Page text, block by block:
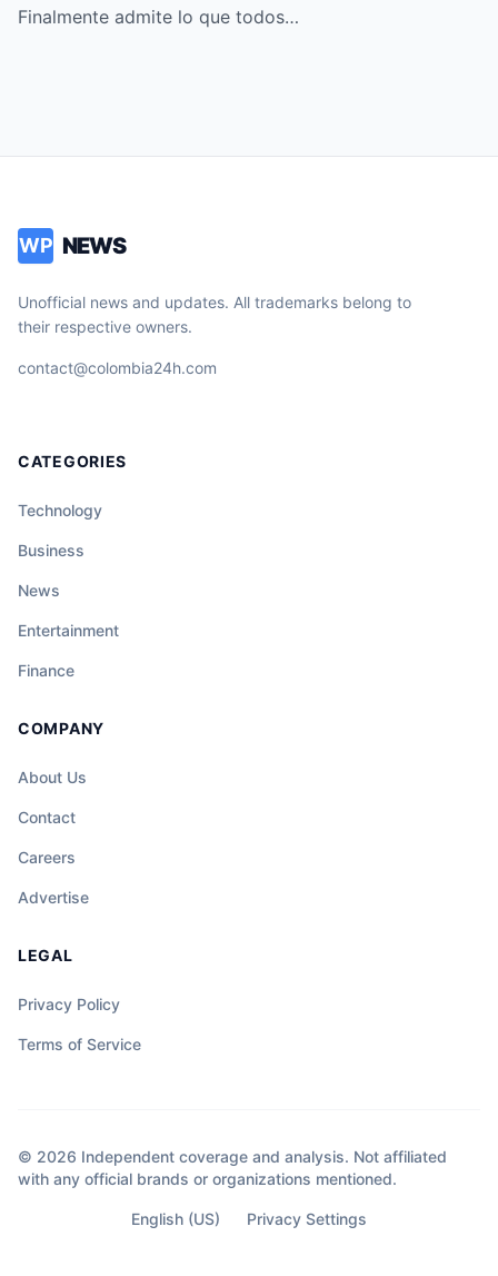
Finalmente admite lo que todos…
WP NEWS
Unofficial news and updates. All trademarks belong to
their respective owners.
contact@colombia24h.com
CATEGORIES
Technology
Business
News
Entertainment
Finance
COMPANY
About Us
Contact
Careers
Advertise
LEGAL
Privacy Policy
Terms of Service
© 2026 Independent coverage and analysis. Not affiliated
with any official brands or organizations mentioned.
English (US) Privacy Settings